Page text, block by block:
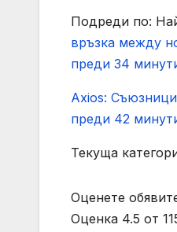
Подреди по:
връзка между
преди 34
Axios:
преди 42
Текуща
Оценете
Оценка 4.5 от